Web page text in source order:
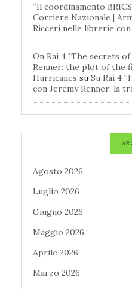
“Il coordinamento
Corriere Nazionale |
Ricceri nelle librerie con
On Rai 4 "The secrets
Renner: the plot of the
Hurricanes su Su Rai 4
con Jeremy Renner: la
Agosto 2026
Luglio 2026
Giugno 2026
Maggio 2026
Aprile 2026
Marzo 2026